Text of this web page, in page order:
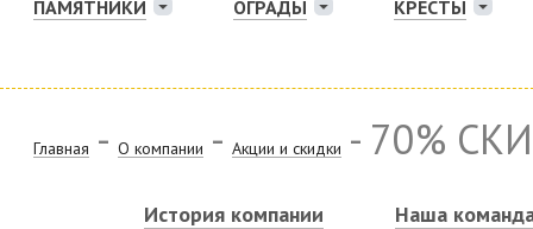
ПАМЯТНИКИ ОГРАДЫ КРЕСТЫ
Главная - О компании - Акции и скидки - 70%
История компании Наша